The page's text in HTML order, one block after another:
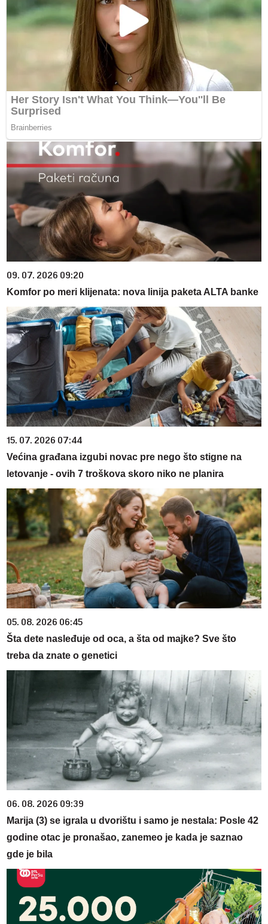
09. 07. 2026 09:20
Komfor po meri klijenata: nova linija paketa ALTA banke
15. 07. 2026 07:44
Većina građana izgubi novac pre nego što stigne na
letovanje - ovih 7 troškova skoro niko ne planira
05. 08. 2026 06:45
Šta dete nasleđuje od oca, a šta od majke? Sve što
treba da znate o genetici
06. 08. 2026 09:39
Marija (3) se igrala u dvorištu i samo je nestala: Posle 42
godine otac je pronašao, zanemeo je kada je saznao
gde je bila